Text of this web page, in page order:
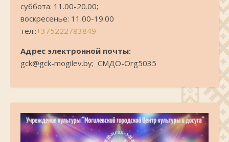
суббота: 11.00-20.00;
воскресенье: 11.00-19.00
тел.:+375222783849
Адрес электронной почты:
gck@gck-mogilev.by; СМДО-Org5035